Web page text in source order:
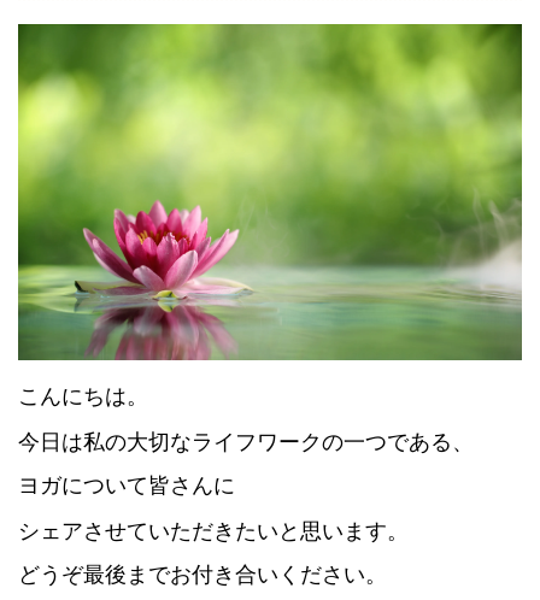
こんにちは。
今日は私の大切なライフワークの一つである、
ヨガについて皆さんに
シェアさせていただきたいと思います。
どうぞ最後までお付き合いください。